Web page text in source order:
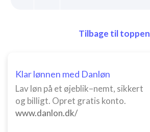
Tilbage til toppen
Klar lønnen med Danløn
Lav løn på et øjeblik–nemt, sikkert
og billigt. Opret gratis konto.
www.danlon.dk/